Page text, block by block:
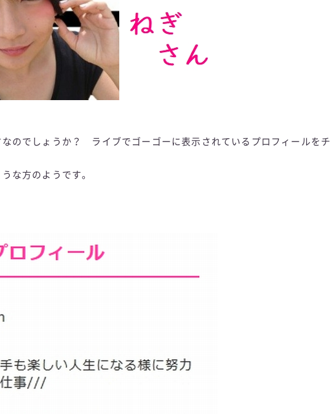
なのでしょうか？ ライブでゴーゴーに表示されているプロフィールをチ
な方のようです。